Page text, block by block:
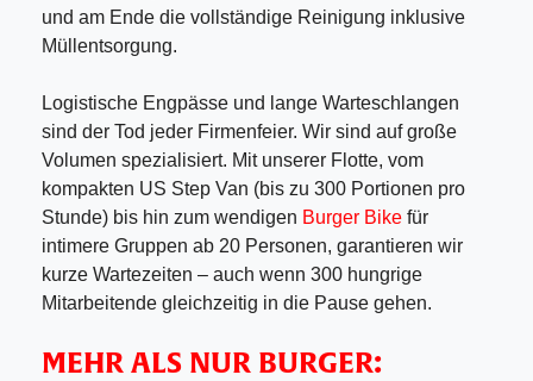
und am Ende die vollständige Reinigung inklusive
Müllentsorgung.
Logistische Engpässe und lange Warteschlangen
sind der Tod jeder Firmenfeier. Wir sind auf große
Volumen spezialisiert. Mit unserer Flotte, vom
kompakten US Step Van (bis zu 300 Portionen pro
Stunde) bis hin zum wendigen Burger Bike für
intimere Gruppen ab 20 Personen, garantieren wir
kurze Wartezeiten – auch wenn 300 hungrige
Mitarbeitende gleichzeitig in die Pause gehen.
MEHR ALS NUR BURGER: